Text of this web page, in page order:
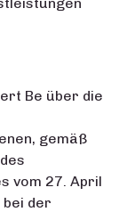
Be über die
gemäß
vom 27. April
der